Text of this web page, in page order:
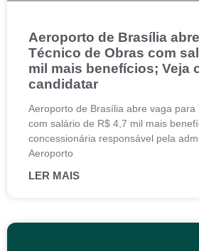
Aeroporto de Brasília
Técnico de Obras com
mil mais benefícios; Veja
candidatar
Aeroporto de Brasília abre vaga para
com salário de R$ 4,7 mil mais
concessionária responsável pela
Aeroporto
LER MAIS